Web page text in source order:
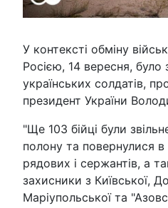
У контексті обміну
Росією, 14 вересня, було
українських солдатів,
президент України
"Ще 103 бійці були
полону та повернулися
рядових і сержантів, а
захисники з Київської,
Маріупольської та